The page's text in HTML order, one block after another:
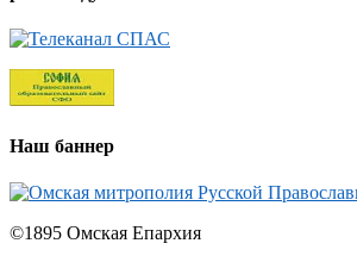
Наш баннер
©1895 Омская Епархия